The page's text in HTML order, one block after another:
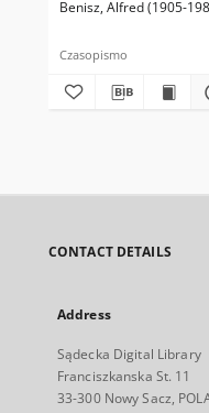
Benisz, Alfred (1905-
Czasopismo
CONTACT DETAILS
Address
Sądecka Digital Library
Franciszkanska St. 11
33-300 Nowy Sacz,